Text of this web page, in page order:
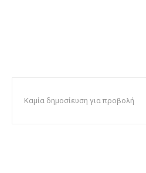
Καμία δημοσίευση για προβολή